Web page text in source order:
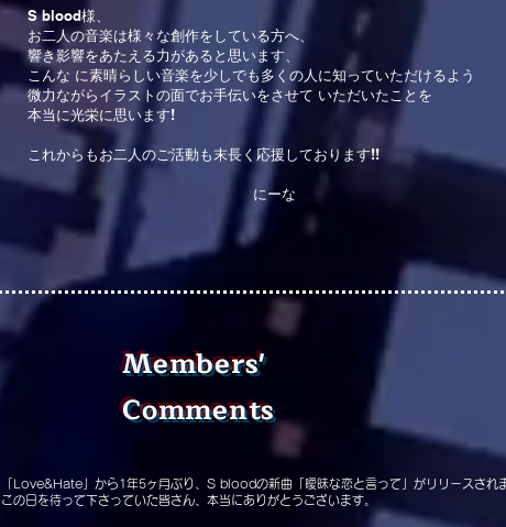
S blood様、
お二人の音楽は様々な創作をしている方へ、
響き影響をあたえる力があると思います、
こんな に素晴らしい音楽を少しでも多くの人に知っていただけるよう
微力ながらイラストの面でお手伝いをさせて いただいたことを
本当に光栄に思います!
これからもお二人のご活動も末長く応援しております!!
​にーな
Members'
Comments
「Love&Hate」から1年5ヶ月ぶり、S bloodの新曲「曖昧な恋と言って」がリリースされま
この日を待って下さっていた皆さん、本当にありがとうございます。